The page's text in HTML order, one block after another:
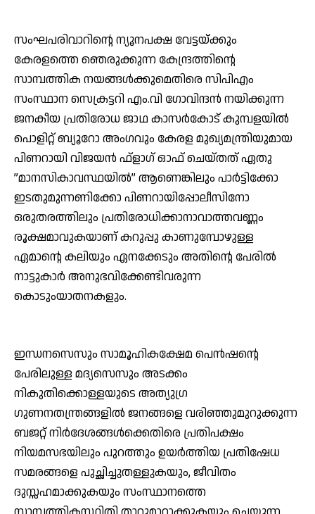
സംഘപരിവാറിന്റെ ന്യൂനപക്ഷ വേട്ടയ്ക്കും
കേരളത്തെ ഞെരുക്കുന്ന കേന്ദ്രത്തിന്റെ
സാമ്പത്തിക നയങ്ങള്‍ക്കുമെതിരെ സിപിഎം
സംസ്ഥാന സെക്രട്ടറി എം.വി ഗോവിന്ദന്‍ നയിക്കുന്ന
ജനകീയ പ്രതിരോധ ജാഥ കാസര്‍കോട് കുമ്പളയില്‍
പൊളിറ്റ് ബ്യൂറോ അംഗവും കേരള മുഖ്യമന്ത്രിയുമായ
പിണറായി വിജയന്‍ ഫ്‌ളാഗ് ഓഫ് ചെയ്തത് ഏതു
”മാനസികാവസ്ഥയില്‍” ആണെങ്കിലും പാര്‍ട്ടിക്കോ
ഇടതുമുന്നണിക്കോ പിണറായിപ്പോലീസിനോ
ഒരുതരത്തിലും പ്രതിരോധിക്കാനാവാത്തവണ്ണം
രൂക്ഷമാവുകയാണ് കറുപ്പു കാണുമ്പോഴുള്ള
ഏമാന്റെ കലിയും ഏനക്കേടും അതിന്റെ പേരില്‍
നാട്ടുകാര്‍ അനുഭവിക്കേണ്ടിവരുന്ന
കൊടുംയാതനകളും.
ഇന്ധനസെസും സാമൂഹികക്ഷേമ പെന്‍ഷന്റെ
പേരിലുള്ള മദ്യസെസും അടക്കം
നികുതിക്കൊള്ളയുടെ അത്യുഗ്ര
ഗുണനതന്ത്രങ്ങളില്‍ ജനങ്ങളെ വരിഞ്ഞുമുറുക്കുന്ന
ബജറ്റ് നിര്‍ദേശങ്ങള്‍ക്കെതിരെ പ്രതിപക്ഷം
നിയമസഭയിലും പുറത്തും ഉയര്‍ത്തിയ പ്രതിഷേധ
സമരങ്ങളെ പുച്ഛിച്ചുതള്ളുകയും, ജീവിതം
ദുസ്സഹമാക്കുകയും സംസ്ഥാനത്തെ